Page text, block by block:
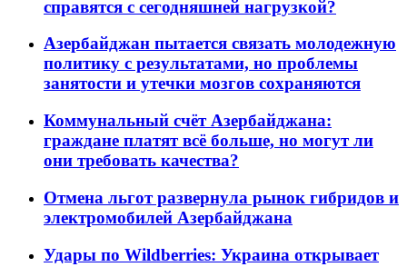
справятся с сегодняшней нагрузкой?
Азербайджан пытается связать молодежную
политику с результатами, но проблемы
занятости и утечки мозгов сохраняются
Коммунальный счёт Азербайджана:
граждане платят всё больше, но могут ли
они требовать качества?
Отмена льгот развернула рынок гибридов и
электромобилей Азербайджана
Удары по Wildberries: Украина открывает